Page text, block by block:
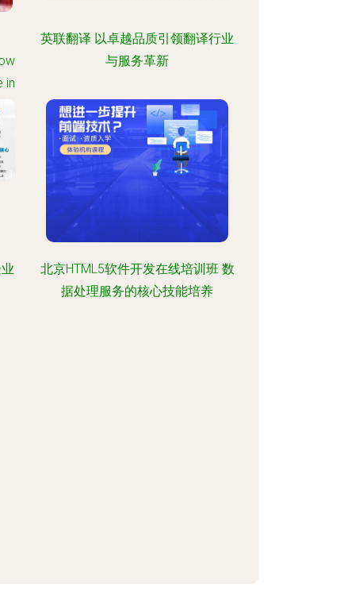
in
英联翻译 以卓越品质引领翻译行业
与服务革新
北京HTML5软件开发在线培训班 数
据处理服务的核心技能培养